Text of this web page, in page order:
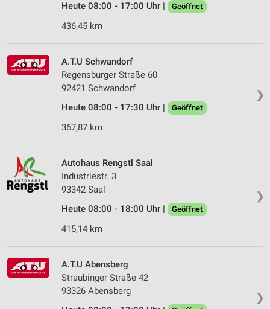
Heute 08:00 - 17:00 Uhr |
Geöffnet
436,45 km
❯
A.T.U Schwandorf
Regensburger Straße 60
92421 Schwandorf
Heute 08:00 - 17:30 Uhr |
Geöffnet
367,87 km
❯
Autohaus Rengstl Saal
Industriestr. 3
93342 Saal
Heute 08:00 - 18:00 Uhr |
Geöffnet
415,14 km
❯
A.T.U Abensberg
Straubinger Straße 42
93326 Abensberg